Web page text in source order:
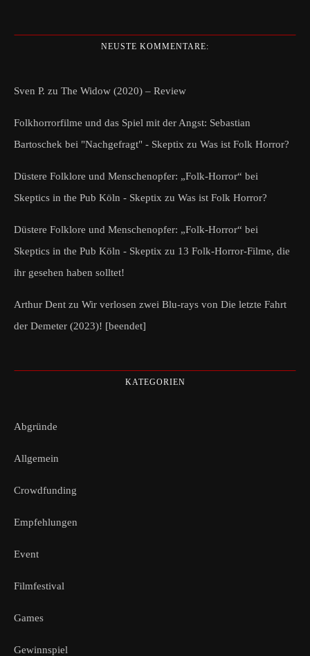
NEUSTE KOMMENTARE:
Sven P. zu The Widow (2020) – Review
Folkhorrorfilme und das Spiel mit der Angst: Sebastian
Bartoschek bei "Nachgefragt" - Skeptix zu Was ist Folk Horror?
Düstere Folklore und Menschenopfer: „Folk-Horror“ bei
Skeptics in the Pub Köln - Skeptix zu Was ist Folk Horror?
Düstere Folklore und Menschenopfer: „Folk-Horror“ bei
Skeptics in the Pub Köln - Skeptix zu 13 Folk-Horror-Filme, die
ihr gesehen haben solltet!
Arthur Dent zu Wir verlosen zwei Blu-rays von Die letzte Fahrt
der Demeter (2023)! [beendet]
KATEGORIEN
Abgründe
Allgemein
Crowdfunding
Empfehlungen
Event
Filmfestival
Games
Gewinnspiel